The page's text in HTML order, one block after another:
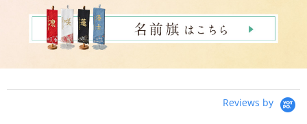
Reviews by